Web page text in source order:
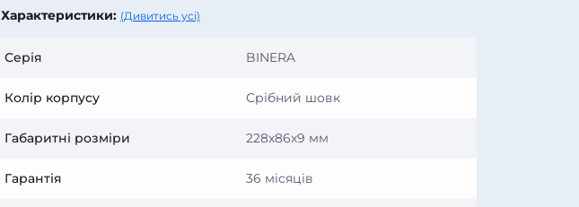
Характеристики: (Дивитись усі)
Серія BINERA
Колір корпусу Срібний шовк
Габаритні розміри 228х86х9 мм
Гарантія 36 місяців